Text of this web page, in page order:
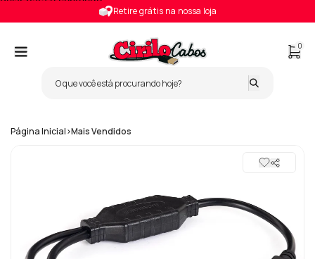
Retire grátis na nossa loja
0
Página Inicial>Mais Vendidos